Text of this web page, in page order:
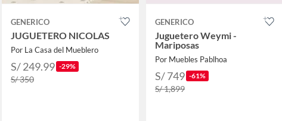
GENERICO
JUGUETERO NICOLAS
Por La Casa del Mueblero
S/ 249.99 -29%
S/ 350
GENERICO
Juguetero Weymi -
Mariposas
Por Muebles Pablhoa
S/ 749 -61%
S/ 1,899